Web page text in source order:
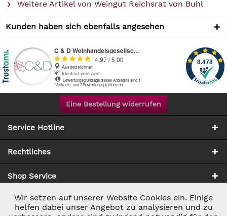
Weitere Artikel von Weingut Reichsrat von Buhl
Kunden haben sich ebenfalls angesehen
Eine Bestellung widerrufen
Service Hotline
Rechtliches
Shop Service
Zahlung & Versand
Notwendig Aktiv
Wir setzen auf unserer Website Cookies ein. Einige
helfen dabei unser Angebot zu analysieren und zu